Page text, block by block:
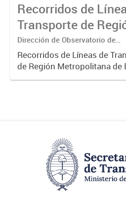
Recorridos de
Transporte de
Metropolitana de
Buenos Aires
Dirección de Observatorio de
Transporte, Estudio y Sistemas
Recorridos de Líneas de
de Región Metropolitana de
Aires (RMBA).-